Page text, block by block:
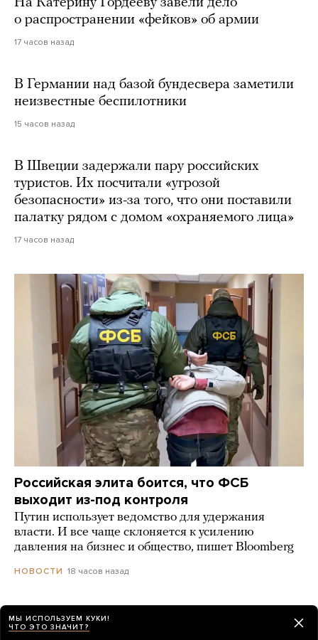
о распространении «фейков» об армии
17 часов назад
В Германии над базой бундесвера заметили
неизвестные беспилотники
15 часов назад
В Швеции задержали пару российских
туристов. Их посчитали «угрозой
безопасности» из-за того, что они поставили
палатку рядом с домом «охраняемого лица»
17 часов назад
Российская элита боится, что ФСБ
выходит из-под контроля
Путин использует ведомство для удержания
власти. И все чаще склоняется к усилению
давления на бизнес и общество, пишет Bloomberg
НОВОСТИ 18 часов назад
«Веселый молочник» Джастас Уолкер
рассказал, что его вместе с семьей
МЫ ИСПОЛЬЗУЕМ КУКИ!
ЧТО ЭТО ЗНАЧИТ?